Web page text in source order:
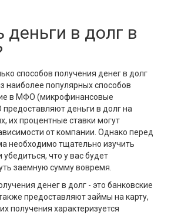
деньги в долг в
способов получения денег в долг
наиболее популярных способов
в МФО (микрофинансовые
деньги в долг на
их процентные ставки могут
от компании. Однако перед
необходимо тщательно изучить
убедиться, что у вас будет
заемную сумму вовремя.
денег в долг - это банковские
предоставляют займы на карту,
получения характеризуется